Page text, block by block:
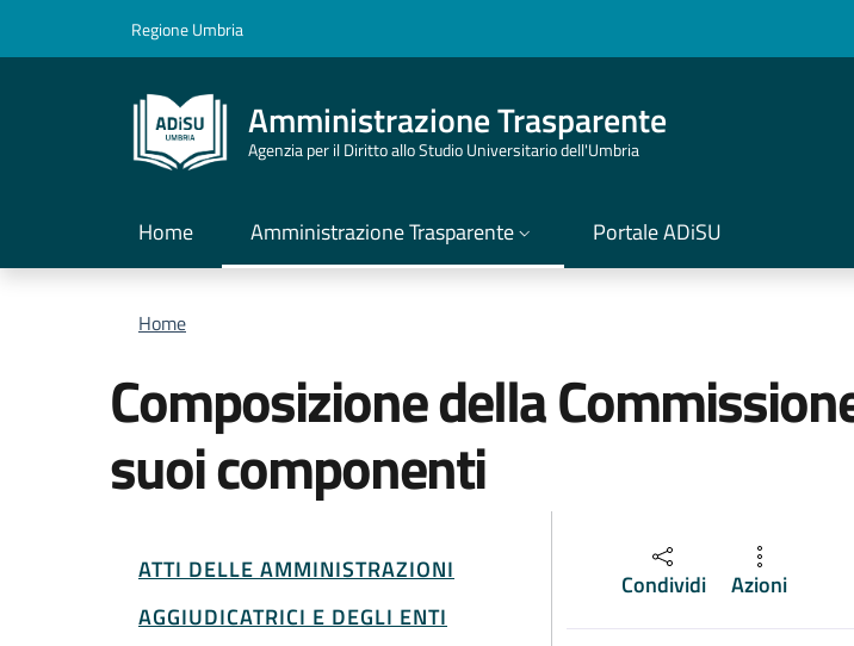
Regione Umbria
Amministrazione Trasparente
Agenzia per il Diritto allo Studio Universitario dell'Umbria
Home Amministrazione Trasparente Portale ADiSU
Briciole di pane
Home
Composizione della
suoi componenti
ATTI DELLE AMMINISTRAZIONI
AGGIUDICATRICI E DEGLI ENTI
Condividi Azioni